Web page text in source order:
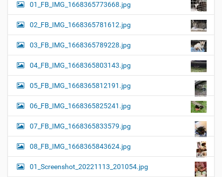
01_FB_IMG_1668365773668.jpg
02_FB_IMG_1668365781612.jpg
03_FB_IMG_1668365789228.jpg
04_FB_IMG_1668365803143.jpg
05_FB_IMG_1668365812191.jpg
06_FB_IMG_1668365825241.jpg
07_FB_IMG_1668365833579.jpg
08_FB_IMG_1668365843624.jpg
01_Screenshot_20221113_201054.jpg